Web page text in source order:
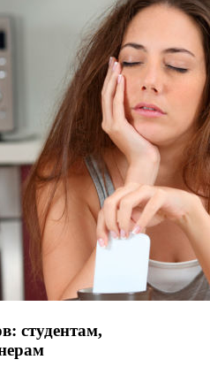
студентам,